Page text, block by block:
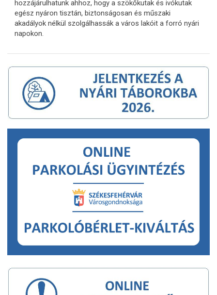
hozzájárulhatunk ahhoz, hogy a szökőkutak és ivókutak
egész nyáron tisztán, biztonságosan és műszaki
akadályok nélkül szolgálhassák a város lakóit a forró nyári
napokon.